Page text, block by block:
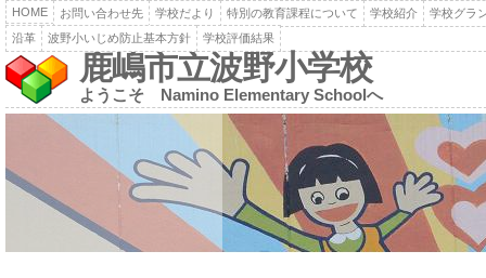
HOME お問い合わせ先 学校だより 特別の教育課程について 学校紹介
学校グラ
沿革
波野小いじめ防止基本方針 学校評価結果
鹿嶋市立波野小学校
ようこそ Namino Elementary Schoolへ